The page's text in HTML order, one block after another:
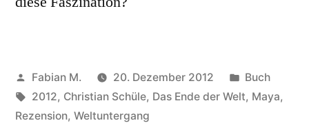
Veröffentlicht
von
Fabian M. 20. Dezember 2012
in
Buch
Schlagwörter:
2012, Christian Schüle, Das Ende der Welt, Maya,
Rezension, Weltuntergang